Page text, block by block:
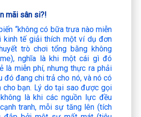
mãi sân si?!
“không có bữa trưa nào miễn
kinh tế giải thích một ví dụ đơn
trò chơi tổng bằng không
nghĩa là khi một cái gì đó
là miễn phí, nhưng thực ra phải
đó đang chi trả cho nó, và nó có
cho bạn. Lý do tại sao được gọi
là khi các nguồn lực đều
tranh, mỗi sự tăng lên (tích